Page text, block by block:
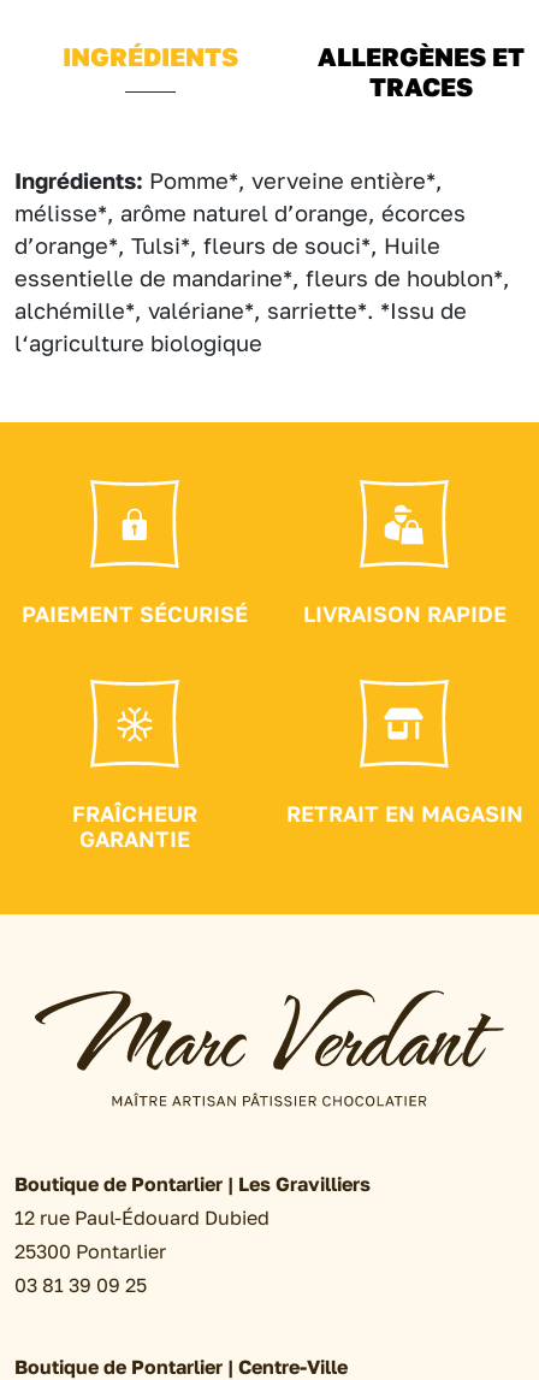
INGRÉDIENTS
ALLERGÈNES ET
TRACES
Ingrédients: Pomme*, verveine entière*,
mélisse*, arôme naturel d’orange, écorces
d’orange*, Tulsi*, fleurs de souci*, Huile
essentielle de mandarine*, fleurs de houblon*,
alchémille*, valériane*, sarriette*. *Issu de
l‘agriculture biologique
PAIEMENT SÉCURISÉ LIVRAISON RAPIDE
FRAÎCHEUR
GARANTIE
RETRAIT EN MAGASIN
Boutique de Pontarlier | Les Gravilliers
12 rue Paul-Édouard Dubied
25300 Pontarlier
03 81 39 09 25
Boutique de Pontarlier | Centre-Ville